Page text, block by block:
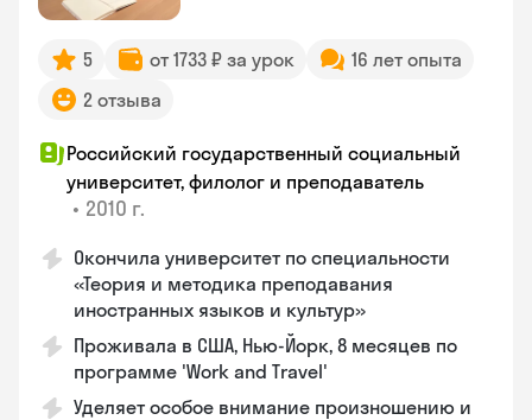
5 от 1733 ₽ за урок
16 лет опыта
2 отзыва
Российский государственный социальный
университет, филолог и преподаватель
• 2010 г.
Окончила университет по специальности
«Теория и методика преподавания
иностранных языков и культур»
Проживала в США, Нью-Йорк, 8 месяцев по
программе 'Work and Travel'
Уделяет особое внимание произношению и